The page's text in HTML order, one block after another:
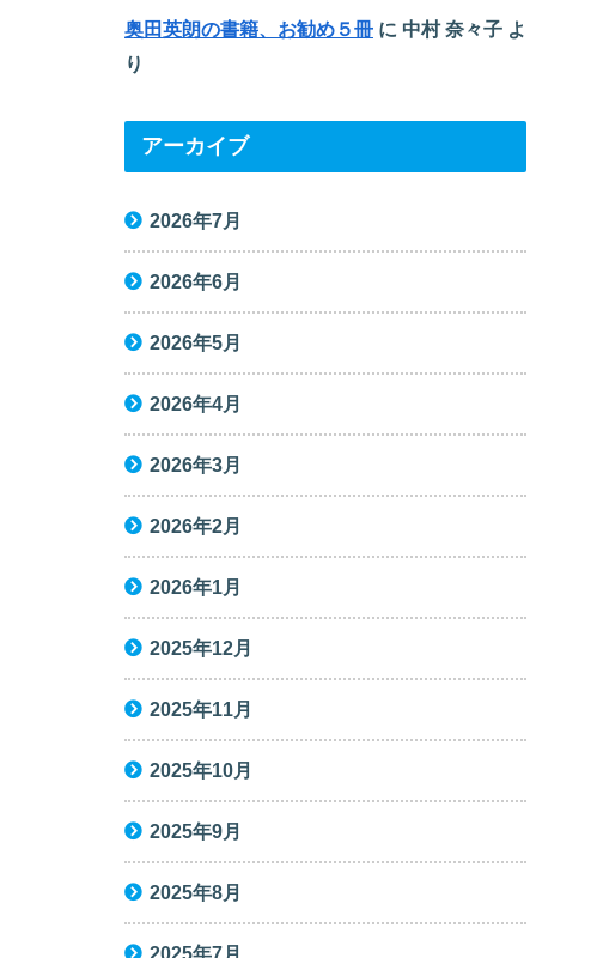
奥田英朗の書籍、お勧め５冊 に 中村 奈々子 よ
り
アーカイブ
2026年7月
2026年6月
2026年5月
2026年4月
2026年3月
2026年2月
2026年1月
2025年12月
2025年11月
2025年10月
2025年9月
2025年8月
2025年7月